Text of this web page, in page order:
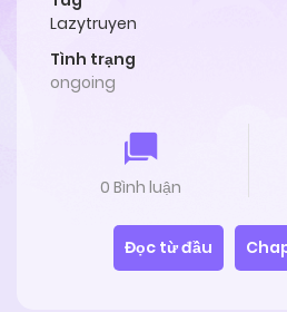
Lazytruyen
Tình trạng
ongoing
0 Bình luận
Đọc từ đầu